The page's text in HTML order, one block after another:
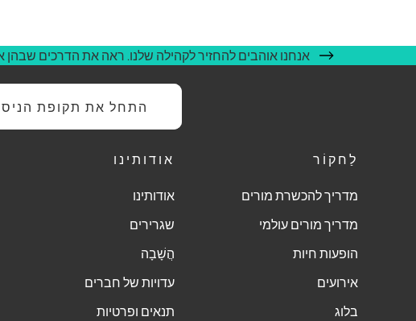
אנחנו אוהבים להחזיר לקהילה שלנו. ראה את הדרכים שבהן
התחל את תקופת
לַחקוֹר
מדריך להכשרת מורים
מדריך מורים עולמי
הופעות חיות
אירועים
בלוג
אודותינו
אודותינו
שגרירים
הֲשָׁבָה
עדויות של חברים
תנאים ופרטיות